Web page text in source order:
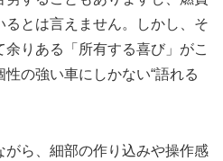
とは言えません。しかし、そ
りある「所有する喜び」がこ
の強い車にしかない“語れる
がら、細部の作り込みや操作感